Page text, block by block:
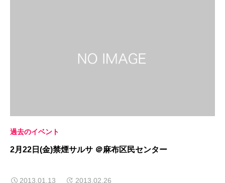
過去のイベント
2月22日(金)禁煙サルサ ＠麻布区民センター
2013.01.13 2013.02.26